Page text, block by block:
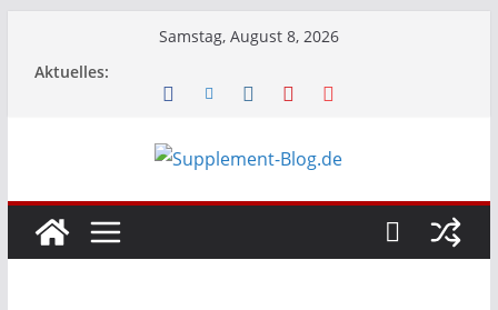
Samstag, August 8, 2026
Aktuelles: